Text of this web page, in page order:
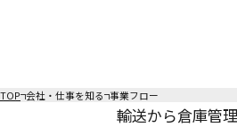
TOP 会社・仕事を知る 事業フロー
輸送から倉庫管理